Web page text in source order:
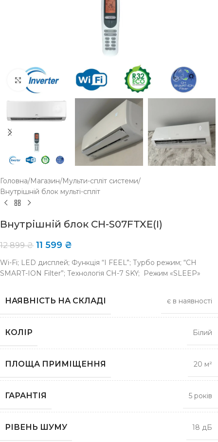
Click to enlarge
Головна/Магазин/Мульти-спліт системи/
Внутрішній блок мульті-спліт
Внутрішній блок CH-S07FTXE(I)
12 899₴ 11 599 ₴
Wi-Fi; LED дисплей; Функція “I FEEL”; Турбо режим; “CH
SMART-ION Filter”; Технологія CH-7 SKY; Режим «SLEEP»
НАЯВНІСТЬ НА СКЛАДІ є в наявності
КОЛІР Білий
ПЛОЩА ПРИМІЩЕННЯ 20 м²
ГАРАНТІЯ 5 років
РІВЕНЬ ШУМУ 18 дБ